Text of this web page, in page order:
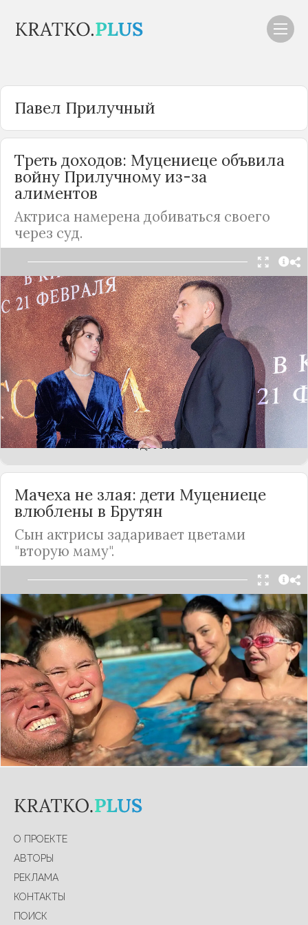
Павел Прилучный
Треть доходов: Муцениеце объвила
войну Прилучному из-за
алиментов
Актриса намерена добиваться своего
через суд.
Павел Прилучный и Агата Муцениеце прожили в
браке девять лет, а летом 2020-го официально
развелись. У бывших супругов подрастает двое
детей - Тимофей и Мия, которые остались на
попечении матери. Актер тоже участвует в их
воспитании и, казалось, помогает отпрыскам
всем, чем может. Однако звезде "Закрытой
школы" этого стало недостаточно - она
обратилась в суд, требуя с экс-мужа алименты.
Подробнее
Мачеха не злая: дети Муцениеце
влюблены в Брутян
Сын актрисы задаривает цветами
"вторую маму".
В мае Павел Прилучный и Зепур Брютян стали
родителями. Их сына зовут Михаэль, и он уже в
таком нежном возрасте стал звездой интернета
благодаря трогательным видеороликам
звездных родителей. А на днях все семейство
слетало в отпуск, в том числе дети актера от
первого брака.
Подробнее
О ПРОЕКТЕ
АВТОРЫ
РЕКЛАМА
КОНТАКТЫ
ПОИСК